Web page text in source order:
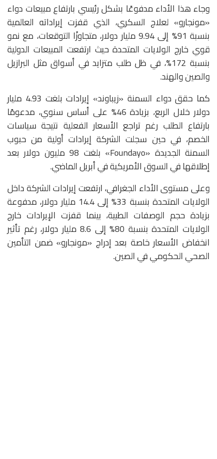
وجاء هذا الأداء مدفوعًا بشكل رئيسي بارتفاع مبيعات دواء
«مونجارو» لعلاج السكري، الذي قفزت إيراداته العالمية
بنسبة 91% إلى 9.94 مليار دولار، متجاوزًا التوقعات، مع نمو
قوي خارج الولايات المتحدة حيث ارتفعت المبيعات الدولية
بنسبة 172%، في ظل طلب متزايد في أسواق مثل البرازيل
والصين والهند.
كما حقق دواء السمنة «زيباوند» إيرادات بلغت 4.93 مليار
دولار خلال الربع، بزيادة 46% على أساس سنوي، مدعومًا
بارتفاع الطلب رغم تراجع الأسعار الفعلية نتيجة سياسات
الخصم، في حين سجلت الشركة إيرادات أولية من حبوب
السمنة الجديدة «Foundayo» بلغت 98 مليون دولار بعد
إطلاقها في السوق الأمريكية في أبريل الماضي.
وعلى مستوى الأداء الجغرافي، ارتفعت إيرادات الشركة داخل
الولايات المتحدة بنسبة 33% إلى 14.4 مليار دولار، مدفوعة
بزيادة حجم الوصفات الطبية، بينما قفزت الإيرادات خارج
الولايات المتحدة بنسبة 80% إلى 8.6 مليار دولار، رغم تأثير
انخفاض الأسعار خاصة بعد إدراج «مونجارو» ضمن التأمين
الصحي الحكومي في الصين.